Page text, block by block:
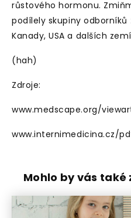
růstového hormonu.
podílely skupiny odborníků
Kanady, USA a dalších
(hah)
Zdroje:
www.medscape.org/
www.internimedicina.cz/
Mohlo by vás